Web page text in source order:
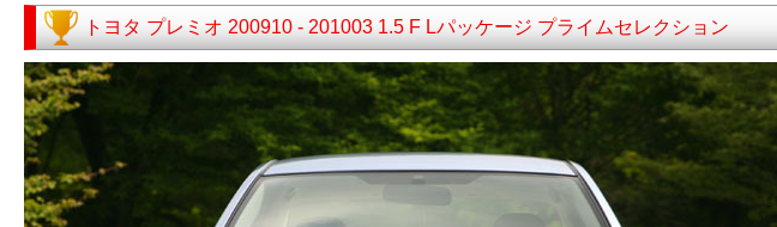
トヨタ プレミオ 200910 - 201003 1.5 F Lパッケージ プライムセレクション